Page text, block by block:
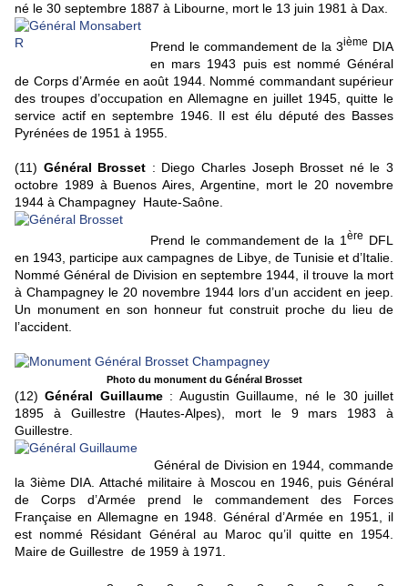
né le 30 septembre 1887 à Libourne, mort le 13 juin 1981 à Dax.
Prend le commandement de la 3ième DIA
en mars 1943 puis est nommé Général
de Corps d’Armée en août 1944. Nommé commandant supérieur
des troupes d’occupation en Allemagne en juillet 1945, quitte le
service actif en septembre 1946. Il est élu député des Basses
Pyrénées de 1951 à 1955.
(11) Général Brosset : Diego Charles Joseph Brosset né le 3
octobre 1989 à Buenos Aires, Argentine, mort le 20 novembre
1944 à Champagney Haute-Saône.
Prend le commandement de la 1ère
DFL
en 1943, participe aux campagnes de Libye, de Tunisie et d’Italie.
Nommé Général de Division en septembre 1944, il trouve la mort
à Champagney le 20 novembre 1944 lors d’un accident en jeep.
Un monument en son honneur fut construit proche du lieu de
l’accident.
Photo du monument du Général Brosset
(12)Général Guillaume: Augustin Guillaume, né le 30 juillet
1895 à Guillestre (Hautes-Alpes), mort le 9 mars 1983 à
Guillestre.
Général de Division en 1944, commande
la 3ième DIA. Attaché militaire à Moscou en 1946, puis Général
de Corps d’Armée prend le commandement des Forces
Française en Allemagne en 1948. Général d’Armée en 1951, il
est nommé Résidant Général au Maroc qu’il quitte en 1954.
Maire de Guillestre de 1959 à 1971.